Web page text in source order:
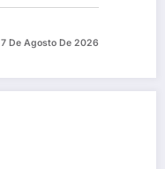
7 De Agosto De 2026